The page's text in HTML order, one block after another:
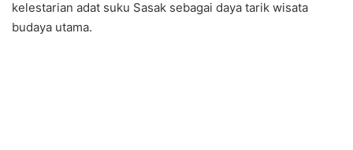
kelestarian adat suku Sasak sebagai daya tarik wisata
budaya utama.